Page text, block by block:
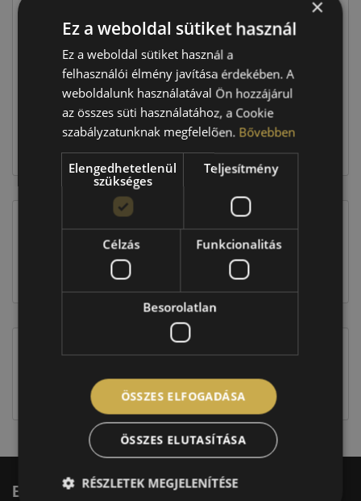
34 690 Ft
138 760 Ft
EU-s abroncscímke
Figyelem a feltüntetett címke adatok tájékoztató
címkével ellátott abroncs kerül kiszállításra.
Elérhetőség
×
Ez a weboldal sütiket használ
Ez a weboldal sütiket használ a
felhasználói élmény javítása érdekében. A
weboldalunk használatával Ön hozzájárul
az összes süti használatához, a Cookie
szabályzatunknak megfelelően. Bővebben
Elengedhetetlenül
szükséges
Teljesítmény
Célzás Funkcionalitás
Besorolatlan
ÖSSZES ELFOGADÁSA
ÖSSZES ELUTASÍTÁSA
RÉSZLETEK MEGJELENÍTÉSE